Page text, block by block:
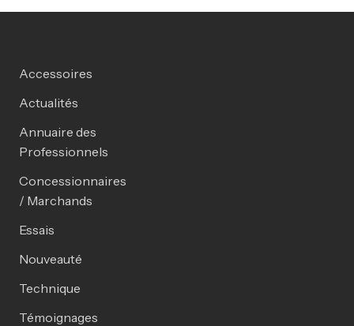
Accessoires
Actualités
Annuaire des
Professionnels
Concessionnaires
/ Marchands
Essais
Nouveauté
Technique
Témoignages